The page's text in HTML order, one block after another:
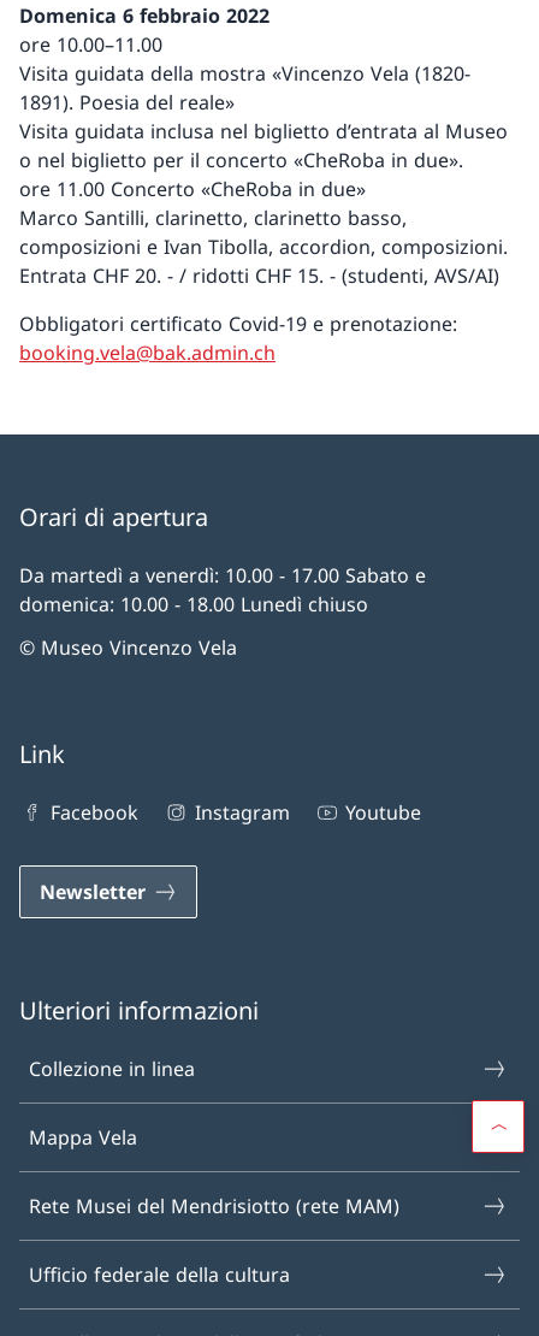
Domenica 6 febbraio 2022
ore 10.00–11.00
Visita guidata della mostra «Vincenzo Vela (1820-
1891). Poesia del reale»
Visita guidata inclusa nel biglietto d’entrata al Museo
o nel biglietto per il concerto «CheRoba in due».
ore 11.00 Concerto «CheRoba in due»
Marco Santilli, clarinetto, clarinetto basso,
composizioni e Ivan Tibolla, accordion, composizioni.
Entrata CHF 20. - / ridotti CHF 15. - (studenti, AVS/AI)
Obbligatori certificato Covid-19 e prenotazione:
booking.vela@bak.admin.ch
Orari di apertura
Da martedì a venerdì: 10.00 - 17.00 Sabato e
domenica: 10.00 - 18.00 Lunedì chiuso
© Museo Vincenzo Vela
Link
Facebook Instagram Youtube
Newsletter
Ulteriori informazioni
Collezione in linea
Mappa Vela
Rete Musei del Mendrisiotto (rete MAM)
Ufficio federale della cultura